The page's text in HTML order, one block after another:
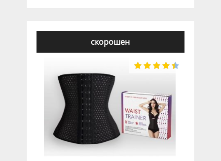
скорошен